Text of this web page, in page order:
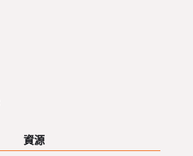
資源